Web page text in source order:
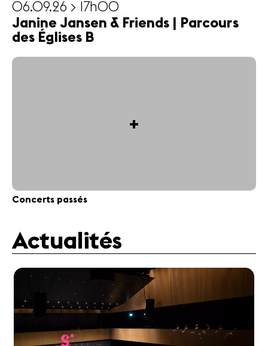
06.09.26 > 17h00
Janine Jansen & Friends | Parcours
des Églises B
+
Concerts passés
Actualités